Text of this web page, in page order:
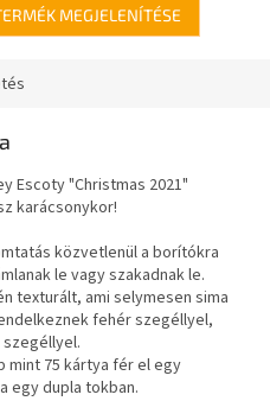
MEGJELENÍTÉSE
Escoty "Christmas 2021"
karácsonykor!
közvetlenül a borítókra
le vagy szakadnak le.
texturált, ami selymesen sima
fehér szegéllyel,
mint 75 kártya fér el egy
egy dupla tokban.